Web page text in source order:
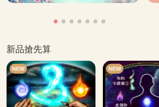
新品搶先算
NEW NEW